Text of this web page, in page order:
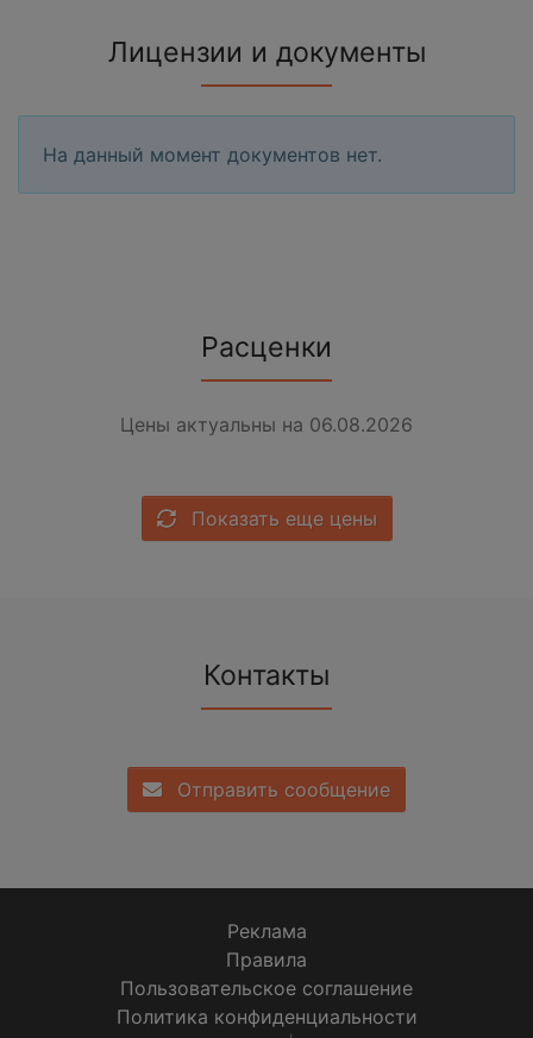
Лицензии и документы
На данный момент документов нет.
Расценки
Цены актуальны на 06.08.2026
Показать еще цены
Контакты
Отправить сообщение
Реклама
Правила
Пользовательское соглашение
Политика конфиденциальности